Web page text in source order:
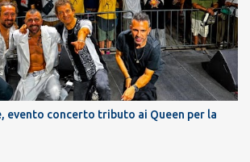
evento concerto tributo ai Queen per la